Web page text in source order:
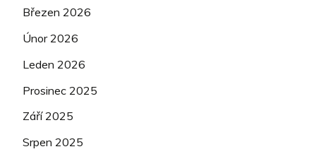
Březen 2026
Únor 2026
Leden 2026
Prosinec 2025
Září 2025
Srpen 2025